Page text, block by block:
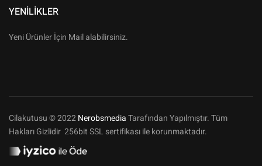
YENILIKLER
Yeni Ürünler İçin Mail alabilirsiniz.
Cilakutusu © 2022NerobsmediaTarafından Yapılmıştır. Tüm
Hakları Gizlidir 256bit SSL sertifikası ile korunmaktadır.